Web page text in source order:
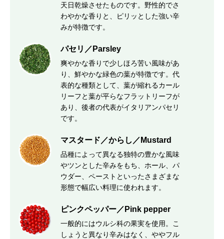
天日乾燥させたものです。野性的でさ
わやかな香りと、ピリッとした強い辛
みが特徴です。
パセリ／Parsley
爽やかな香りで少しほろ苦い風味があ
り、鮮やかな緑色の葉が特徴です。代
表的な種類として、葉が縮れるカール
リーフと葉が平らなフラットリーフが
あり、後者の代表がイタリアンパセリ
です。
マスタード／からし／Mustard
品種によって異なる独特の豊かな風味
やツンとした辛みをもち、ホール、パ
ウダー、ペーストといったさまざまな
形態で幅広い料理に使われます。
ピンクペッパー／Pink pepper
一般的にはウルシ科の果実を使用。こ
しょうと異なり辛みはなく、ややフル